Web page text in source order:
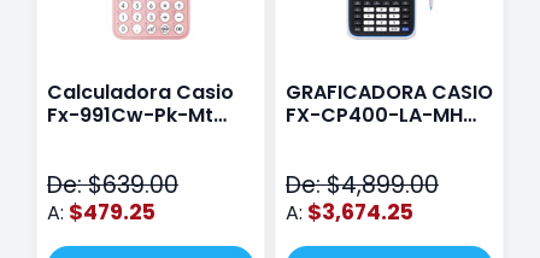
Calculadora Casio
Fx-991Cw-Pk-Mt
De: $639.00
A: $479.25
GRAFICADORA CASIO
FX-CP400-LA-MH
De: $4,899.00
A: $3,674.25